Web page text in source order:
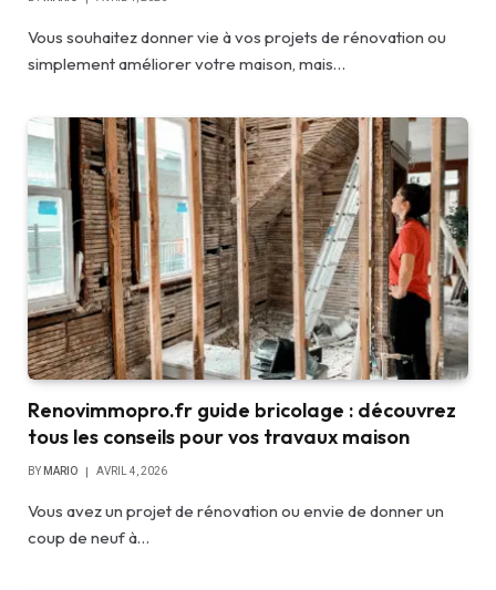
Vous souhaitez donner vie à vos projets de rénovation ou
simplement améliorer votre maison, mais…
Renovimmopro.fr guide bricolage : découvrez
tous les conseils pour vos travaux maison
BY MARIO AVRIL 4, 2026
Vous avez un projet de rénovation ou envie de donner un
coup de neuf à…